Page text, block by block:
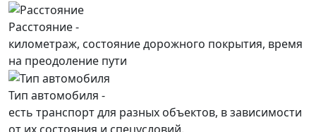
Расстояние -
километраж, состояние дорожного покрытия, время
на преодоление пути
Тип автомобиля -
есть транспорт для разных объектов, в зависимости